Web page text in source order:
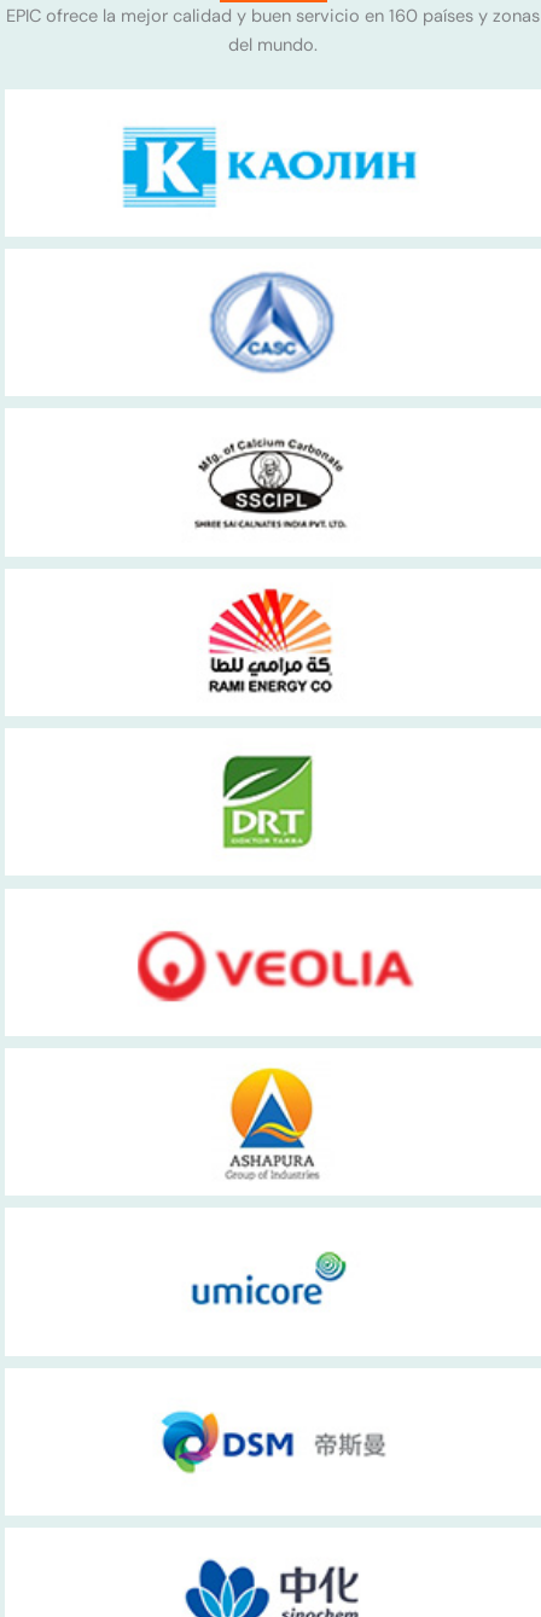
EPIC ofrece la mejor calidad y buen servicio en 160 países y zonas
del mundo.